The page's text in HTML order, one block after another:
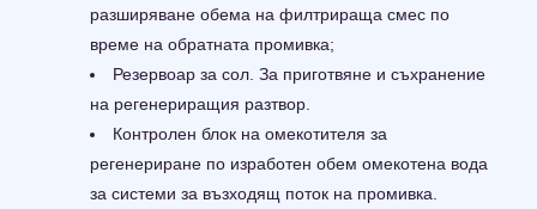
разширяване обема на филтрираща смес по
време на обратната промивка;
Резервоар за сол. За приготвяне и съхранение
на регенериращия разтвор.
Контролен блок на омекотителя за
регенериране по изработен обем омекотена вода
за системи за възходящ поток на промивка.